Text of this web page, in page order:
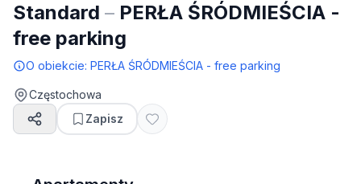
Standard – PERŁA ŚRÓDMIEŚCIA -
free parking
O obiekcie: PERŁA ŚRÓDMIEŚCIA - free parking
Częstochowa
Zapisz